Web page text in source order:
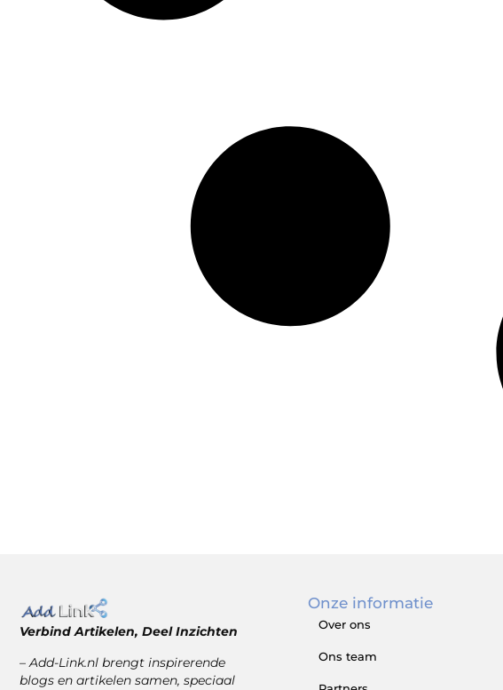
Verbind Artikelen, Deel Inzichten
– Add-Link.nl brengt inspirerende
blogs en artikelen samen, speciaal
Onze informatie
Over ons
Ons team